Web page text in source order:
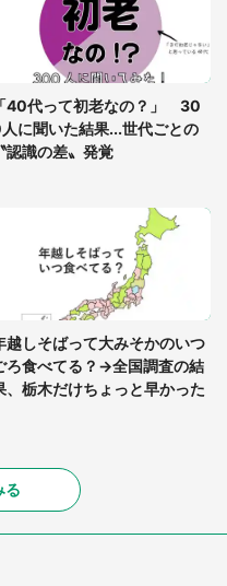
猫、激写される 「これもう
の耳」と1.4万人困惑
「40代って初老なの？」 30
に聞いた結果...世代ごとの
〝認識の差〟発覚
越しそばって大みそかのいつ
ろ食べてる？→全国調査の結
、栃木だけちょっと早かった
る